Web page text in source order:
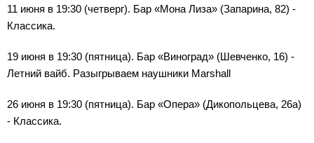
11 июня в 19:30 (четверг). Бар «Мона Лиза» (Запарина, 82) -
Классика.
19 июня в 19:30 (пятница). Бар «Виноград» (Шевченко, 16) -
Летний вайб. Разыгрываем наушники Marshall
26 июня в 19:30 (пятница). Бар «Опера» (Дикопольцева, 26а)
- Классика.